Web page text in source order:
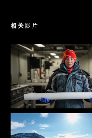
相关影片